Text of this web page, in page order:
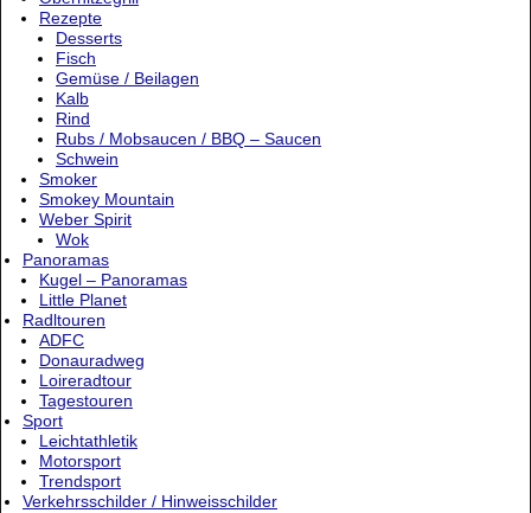
Rezepte
Desserts
Fisch
Gemüse / Beilagen
Kalb
Rind
Rubs / Mobsaucen / BBQ – Saucen
Schwein
Smoker
Smokey Mountain
Weber Spirit
Wok
Panoramas
Kugel – Panoramas
Little Planet
Radltouren
ADFC
Donauradweg
Loireradtour
Tagestouren
Sport
Leichtathletik
Motorsport
Trendsport
Verkehrsschilder / Hinweisschilder